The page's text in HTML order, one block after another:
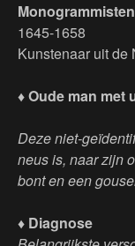
1645-1658
Kunstenaar uit de
♦ Oude man met
Deze niet-
neus is, naar zijn
bont en een
♦ Diagnose